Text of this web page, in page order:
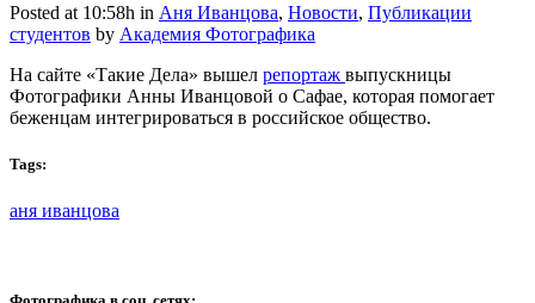
Posted at 10:58h in Аня Иванцова, Новости, Публикации
студентов by Академия Фотографика
На сайте «Такие Дела» вышел репортаж выпускницы
Фотографики Анны Иванцовой о Сафае, которая помогает
беженцам интегрироваться в российское общество.
Tags:
аня иванцова